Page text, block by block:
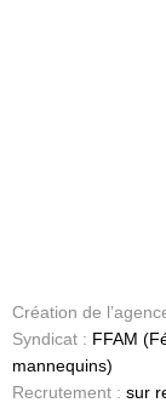
Création de
Syndicat : FFAM
mannequins)
Recrutement : sur